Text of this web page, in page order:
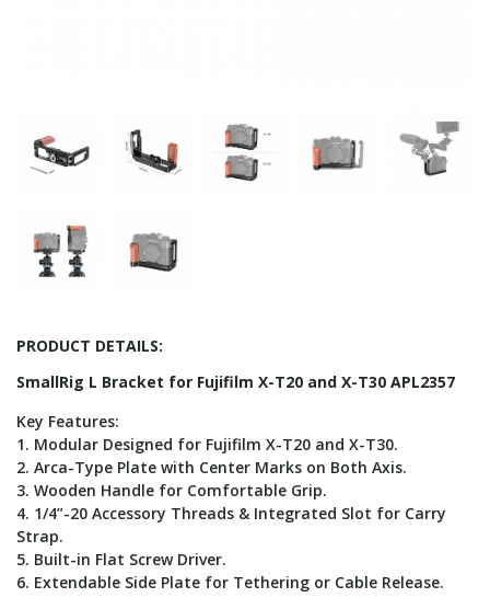
PRODUCT DETAILS:
SmallRig L Bracket for Fujifilm X-T20 and X-T30 APL2357
Key Features:
1. Modular Designed for Fujifilm X-T20 and X-T30.
2. Arca-Type Plate with Center Marks on Both Axis.
3. Wooden Handle for Comfortable Grip.
4. 1/4”-20 Accessory Threads & Integrated Slot for Carry
Strap.
5. Built-in Flat Screw Driver.
6. Extendable Side Plate for Tethering or Cable Release.